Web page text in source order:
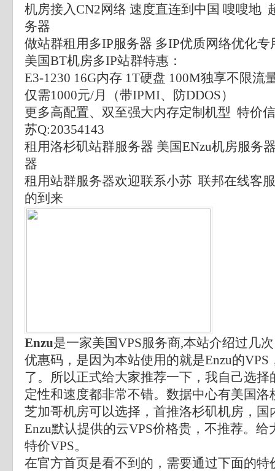
机房接入CN2网络 速度直连到中国 嗖嗖地
务器
做站群租用多IP服务器 多IP优质网络优化专
美国BT机房多IP站群特惠：
E3-1230 16G内存 1T硬盘 100M独享不限流
仅需1000元/月（带IPMI、防DDOS）
更多高配置、双至强大内存定制机型 特价
苏Q:20354143
租用洛杉矶站群服务器 美国ENzu机房服务
器
租用站群服务器欢迎联系小苏 联邦在线客
的到来
Enzu是一家美国VPS服务商,本站介绍过几
优惠码，是因为本站使用的就是Enzu的
了。所以正式给大家推荐一下，我自己选择
定性和速度都非常不错。数据中心有美国洛
芝加哥机房可以选择，首推洛杉矶机房，国
Enzu默认提供的云VPS价格贵，不推荐。
特价VPS。
在官方首页是看不到的，需要通过下面的特